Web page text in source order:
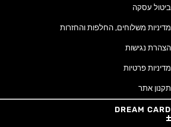
ביטול עסקה
מדיניות משלוחים, החלפות והחזרות
הצהרת נגישות
מדיניות פרטיות
תקנון אתר
DREAM CARD